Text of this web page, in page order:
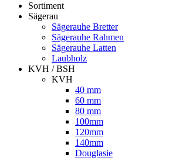
Sortiment
Sägerau
Sägerauhe Bretter
Sägerauhe Rahmen
Sägerauhe Latten
Laubholz
KVH / BSH
KVH
40 mm
60 mm
80 mm
100mm
120mm
140mm
Douglasie